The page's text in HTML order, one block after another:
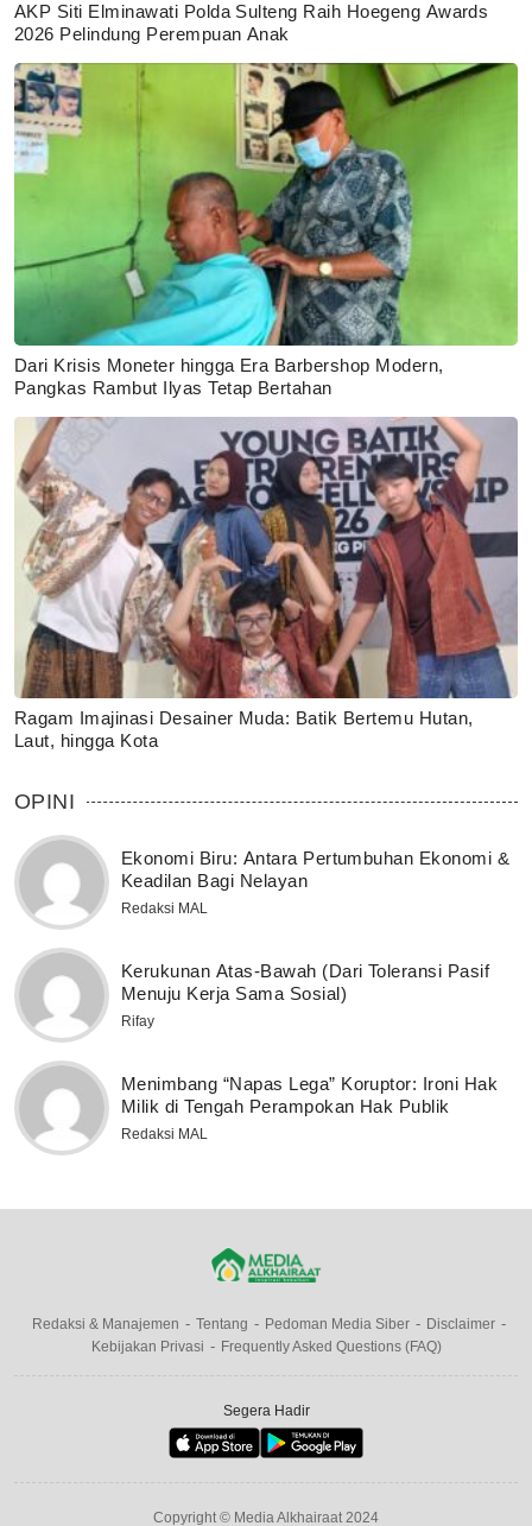
AKP Siti Elminawati Polda Sulteng Raih Hoegeng Awards
2026 Pelindung Perempuan Anak
Dari Krisis Moneter hingga Era Barbershop Modern,
Pangkas Rambut Ilyas Tetap Bertahan
Ragam Imajinasi Desainer Muda: Batik Bertemu Hutan,
Laut, hingga Kota
OPINI
Ekonomi Biru: Antara Pertumbuhan Ekonomi &
Keadilan Bagi Nelayan
Redaksi MAL
Kerukunan Atas-Bawah (Dari Toleransi Pasif
Menuju Kerja Sama Sosial)
Rifay
Menimbang “Napas Lega” Koruptor: Ironi Hak
Milik di Tengah Perampokan Hak Publik
Redaksi MAL
Redaksi & Manajemen Tentang Pedoman Media Siber
Disclaimer
Kebijakan Privasi
Frequently Asked Questions (FAQ)
Segera Hadir
Copyright © Media Alkhairaat 2024